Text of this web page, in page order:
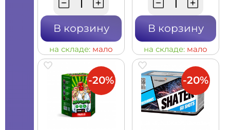
В корзину
на складе: мало
В корзину
на складе: мало
-20% -20%